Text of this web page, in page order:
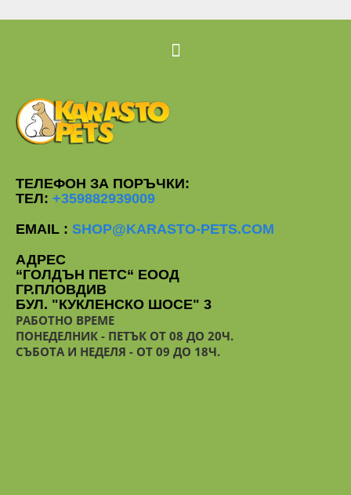
ТЕЛЕФОН ЗА ПОРЪЧКИ:
ТЕЛ: +359882939009
EMAIL : SHOP@KARASTO-PETS.COM
АДРЕС
“ГОЛДЪН ПЕТС“ ЕООД
ГР.ПЛОВДИВ
БУЛ. "КУКЛЕНСКО ШОСЕ" 3
РАБОТНО ВРЕМЕ
ПОНЕДЕЛНИК - ПЕТЪК ОТ 08 ДО 20Ч.
СЪБОТА И НЕДЕЛЯ - ОТ 09 ДО 18Ч.